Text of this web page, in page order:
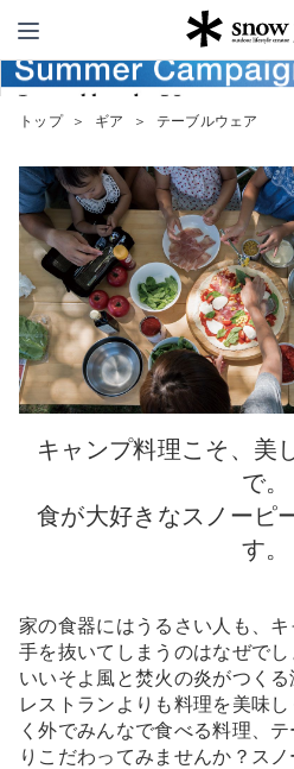
Snow
トップ ＞ ギア ＞ テーブルウェア
キャンプ料理こそ、美
で。
食が大好きなスノーピ
す。
家の食器にはうるさい人も、
手を抜いてしまうのはなぜで
いいそよ風と焚火の炎がつく
レストランよりも料理を美味
く外でみんなで食べる料理、
りこだわってみませんか？ス